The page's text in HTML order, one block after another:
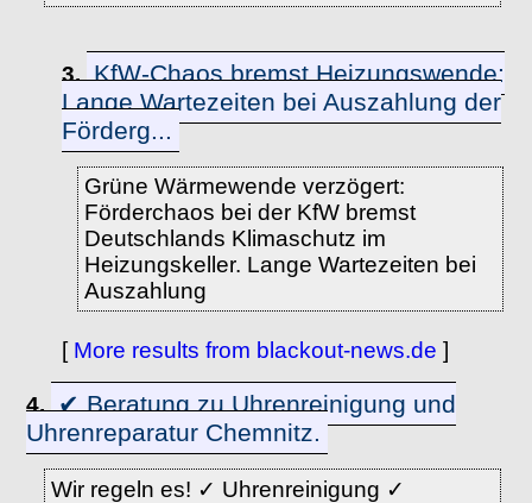
3. KfW-Chaos bremst Heizungswende:
Lange Wartezeiten bei Auszahlung der
Förderg...
Grüne Wärmewende verzögert:
Förderchaos bei der KfW bremst
Deutschlands Klimaschutz im
Heizungskeller. Lange Wartezeiten bei
Auszahlung
[ More results from blackout-news.de ]
4. ✔ Beratung zu Uhrenreinigung und
Uhrenreparatur Chemnitz.
Wir regeln es! ✓ Uhrenreinigung ✓